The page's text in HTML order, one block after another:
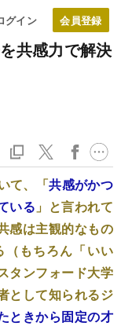
グイン
共感力で解決
て、「共感がかつ
いる 」と言われて
感は主観的なもの
（もちろん「いい
タンフォード大学
として知られるジ
ときから固定の才